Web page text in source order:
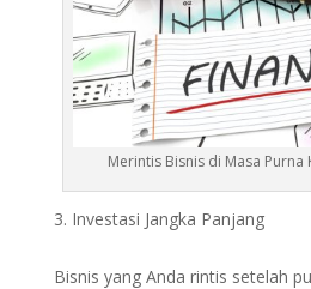
Merintis Bisnis di Masa Purna
Investasi Jangka Panjang
Bisnis yang Anda rintis setelah